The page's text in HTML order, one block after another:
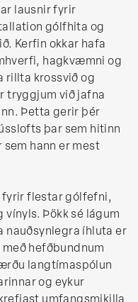
lausnir fyrir
gólfhita og
Kerfin okkar hafa
hagkvæmni og
rillta krossvið og
tryggjum við jafna
Þetta gerir þér
þar sem hitinn
hann er mest
fyrir flestar gólfefni,
Þökk sé lágum
íhluta er
hefðbundnum
langtímaspólun
og eykur
umfangsmikilla